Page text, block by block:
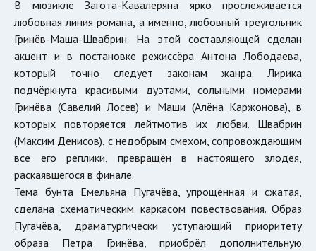
В мюзикле Загота-Кавалеряна ярко прослеживается
любовная линия романа, а именно, любовный треугольник
Гринёв-Маша-Швабрин. На этой составляющей сделан
акцент и в постановке режиссёра Антона Лободаева,
который точно следует законам жанра. Лирика
подчёркнута красивыми дуэтами, сольными номерами
Гринёва (Савелий Лосев) и Маши (Алёна Каржонова), в
которых повторяется лейтмотив их любви. Швабрин
(Максим Денисов), с недобрым смехом, сопровождающим
все его реплики, превращён в настоящего злодея,
раскаявшегося в финале.
Тема бунта Емельяна Пугачёва, упрощённая и сжатая,
сделана схематическим каркасом повествования. Образ
Пугачёва, драматургически уступающий приоритету
образа Петра Гринёва, приобрёл дополнительную